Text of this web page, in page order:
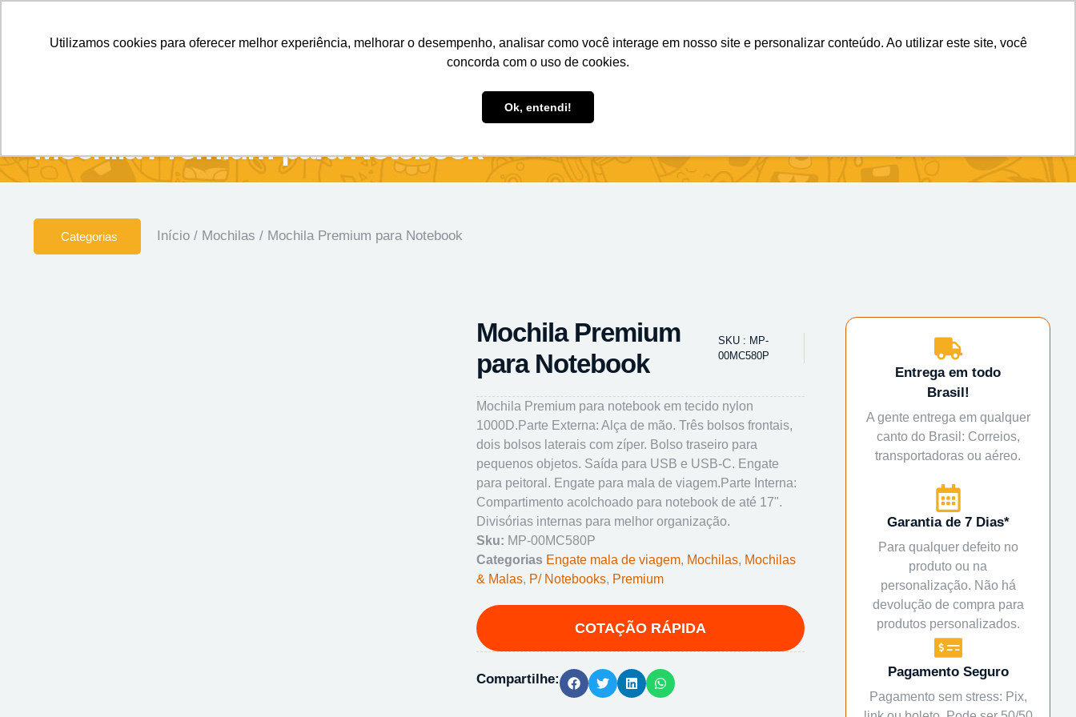
Utilizamos cookies para oferecer melhor experiência, melhorar o desempenho, analisar como você interage em nosso site e personalizar conteúdo. Ao utilizar este site, você
concorda com o uso de cookies.
Ok, entendi!
Brindes Personalizados Brindes Ecológicos
Mochila Premium para Notebook
Categorias Início/ Mochilas / Mochila Premium para Notebook
Mochila Premium
para Notebook
SKU : MP-
00MC580P
Mochila Premium para notebook em tecido nylon
1000D.Parte Externa: Alça de mão. Três bolsos frontais,
dois bolsos laterais com zíper. Bolso traseiro para
pequenos objetos. Saída para USB e USB-C. Engate
para peitoral. Engate para mala de viagem.Parte Interna:
Compartimento acolchoado para notebook de até 17".
Divisórias internas para melhor organização.
Sku: MP-00MC580P
Categorias Engate mala de viagem, Mochilas, Mochilas
& Malas, P/ Notebooks, Premium
Compartilhe:
Entrega em todo
Brasil!
A gente entrega em qualquer
canto do Brasil: Correios,
transportadoras ou aéreo.
Garantia de 7 Dias*
Para qualquer defeito no
produto ou na
personalização. Não há
devolução de compra para
produtos personalizados.
Pagamento Seguro
Pagamento sem stress: Pix,